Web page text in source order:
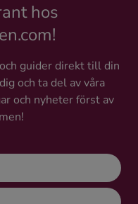
hos
guider direkt till din
och ta del av våra
och nyheter först av